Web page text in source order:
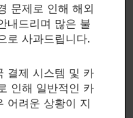
Rewards
문제로 인해 해외
내드리며 많은 불
로 사과드립니다.
결제 시스템 및 카
인해 일반적인 카
어려운 상황이 지